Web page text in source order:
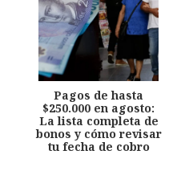
Pagos de hasta
$250.000 en agosto:
La lista completa de
bonos y cómo revisar
tu fecha de cobro